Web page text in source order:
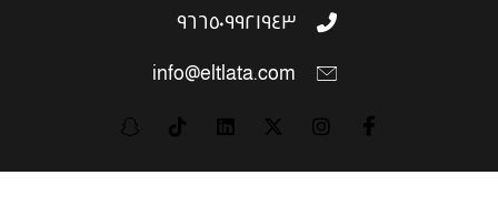
٩٦٦٥٠٩٩٢١٩٤٣
info@eltlata.com